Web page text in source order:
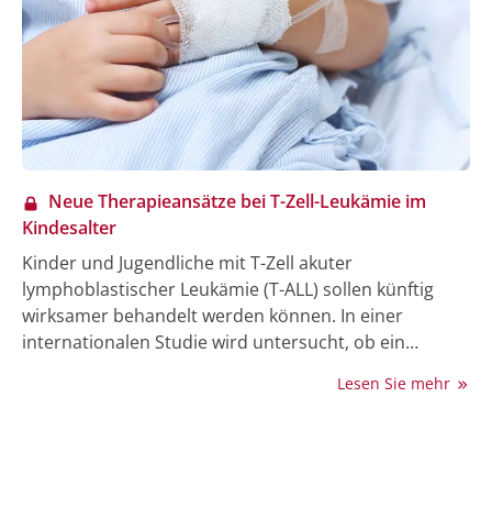
weiterhin eine erhebliche Ursache für Morbidität und
Mortalität in dieser immunsupprimierten
Patientengruppe darstellen.
Neue Therapieansätze bei T-Zell-Leukämie im
Kindesalter
Kinder und Jugendliche mit T-Zell akuter
lymphoblastischer Leukämie (T-ALL) sollen künftig
wirksamer behandelt werden können. In einer
internationalen Studie wird untersucht, ob ein
empfindlicher für Chemotherapie machen und so
Lesen Sie mehr